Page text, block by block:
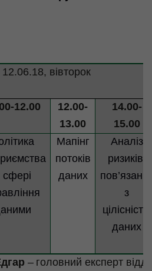
12.06.18, вівторок
12.00
12.00-
13.00
14.00-
15.00
сфері
Мапінг
потоків
даних
Аналіз
ризиків,
з
цілісністю
даних
– головний експерт